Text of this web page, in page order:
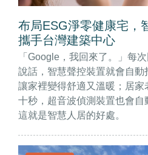
布局ESG淨零健康宅，
攜手台灣建築中心
「Google，我回來了。」每
說話，智慧聲控裝置就會自動
讓家裡變得舒適又溫暖；居家
十秒，超音波偵測裝置也會自
這就是智慧人居的好處。